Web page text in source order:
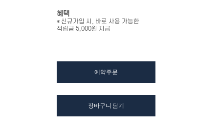
혜택
* 신규가입 시, 바로 사용 가능한
적립금 5,000원 지급
예약주문
장바구니 담기